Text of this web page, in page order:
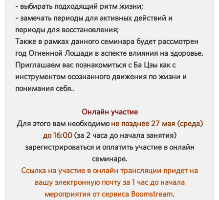
- выбирать подходящий ритм жизни;
- замечать периоды для активных действий и
периоды для восстановления;
Также в рамках данного семинара будет рассмотрен
год Огненной Лошади в аспекте влияния на здоровье.
Приглашаем вас познакомиться с Ба Цзы как с
инструментом осознанного движения по жизни и
понимания себя..
Онлайн участие
Для этого вам необходимоне позднее 27 мая (среда)
до 16:00(за 2 часа до начала занятия)
зарегистрироваться и оплатить участие в онлайн
семинаре.
Ссылка на участие в онлайн трансляции придет на
вашу электронную почту за 1 час до начала
мероприятия от сервиса Boomstream.